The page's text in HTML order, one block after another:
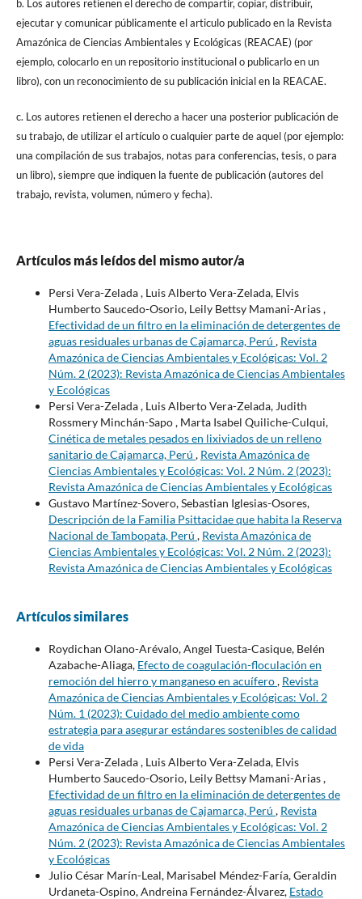
b. Los autores retienen el derecho de compartir, copiar, distribuir,
ejecutar y comunicar públicamente el articulo publicado en la Revista
Amazónica de Ciencias Ambientales y Ecológicas (REACAE) (por
ejemplo, colocarlo en un repositorio institucional o publicarlo en un
libro), con un reconocimiento de su publicación inicial en la REACAE.
c. Los autores retienen el derecho a hacer una posterior publicación de
su trabajo, de utilizar el artículo o cualquier parte de aquel (por ejemplo:
una compilación de sus trabajos, notas para conferencias, tesis, o para
un libro), siempre que indiquen la fuente de publicación (autores del
trabajo, revista, volumen, número y fecha).
Artículos más leídos del mismo autor/a
Persi Vera-Zelada , Luis Alberto Vera-Zelada, Elvis
Humberto Saucedo-Osorio, Leily Bettsy Mamani-Arias ,
Efectividad de un filtro en la eliminación de detergentes de
aguas residuales urbanas de Cajamarca, Perú , Revista
Amazónica de Ciencias Ambientales y Ecológicas: Vol. 2
Núm. 2 (2023): Revista Amazónica de Ciencias Ambientales
y Ecológicas
Persi Vera-Zelada , Luis Alberto Vera-Zelada, Judith
Rossmery Minchán-Sapo , Marta Isabel Quiliche-Culqui,
Cinética de metales pesados en lixiviados de un relleno
sanitario de Cajamarca, Perú , Revista Amazónica de
Ciencias Ambientales y Ecológicas: Vol. 2 Núm. 2 (2023):
Revista Amazónica de Ciencias Ambientales y Ecológicas
Gustavo Martínez-Sovero, Sebastian Iglesias-Osores,
Descripción de la Familia Psittacidae que habita la Reserva
Nacional de Tambopata, Perú , Revista Amazónica de
Ciencias Ambientales y Ecológicas: Vol. 2 Núm. 2 (2023):
Revista Amazónica de Ciencias Ambientales y Ecológicas
Artículos similares
Roydichan Olano-Arévalo, Angel Tuesta-Casique, Belén
Azabache-Aliaga, Efecto de coagulación-floculación en
remoción del hierro y manganeso en acuífero, Revista
Amazónica de Ciencias Ambientales y Ecológicas: Vol. 2
Núm. 1 (2023): Cuidado del medio ambiente como
estrategia para asegurar estándares sostenibles de calidad
de vida
Persi Vera-Zelada , Luis Alberto Vera-Zelada, Elvis
Humberto Saucedo-Osorio, Leily Bettsy Mamani-Arias ,
Efectividad de un filtro en la eliminación de detergentes de
aguas residuales urbanas de Cajamarca, Perú , Revista
Amazónica de Ciencias Ambientales y Ecológicas: Vol. 2
Núm. 2 (2023): Revista Amazónica de Ciencias Ambientales
y Ecológicas
Julio César Marín-Leal, Marisabel Méndez-Faría, Geraldin
Urdaneta-Ospino, Andreina Fernández-Álvarez, Estado